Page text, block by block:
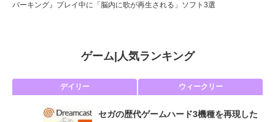
バーキング』プレイ中に「脳内に歌が再生される」ソフト3選
ゲーム| 人気ランキング
デイリー ウィークリー
セガの歴代ゲームハード3機種を再現した